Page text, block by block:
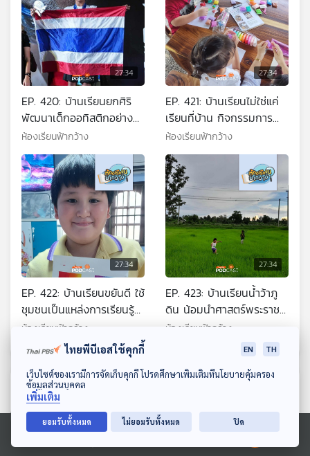
ดาวน์โหลด Thai PBS Podcast Application
Ⓒ 2020 องค์การกระจายเสียงและแพร่ภาพสาธารณะแห่งประเทศไทย
27:34
EP. 420: บ้านเรียนยกศิริ
พัฒนาเด็กออทิสติกอย่าง
เข้าใจก็เติบโตได้อย่างแข็ง
แรง
ห้องเรียนฟ้ากว้าง
27:34
EP. 421: บ้านเรียนไม่ใช่แค่
เรียนที่บ้าน กิจกรรมการ
เรียนรู้ที่หลากหลายของเด็ก
โฮมสคูล
ห้องเรียนฟ้ากว้าง
27:34
EP. 422: บ้านเรียนขยันดี ใช้
ชุมชนเป็นแหล่งการเรียนรู้
อย่างเหมาะสม
ห้องเรียนฟ้ากว้าง
27:34
EP. 423: บ้านเรียนน้ำว้าภู
ดิน น้อมนำศาสตร์พระราชา
สู่การเรียนรู้อย่างยั่งยืน
ห้องเรียนฟ้ากว้าง
ตอนที่เกี่ยวข้อง
ไทยพีบีเอสใช้คุกกี้ EN TH
เว็บไซต์ของเรามีการจัดเก็บคุกกี้ โปรดศึกษาเพิ่มเติมที่นโยบายคุ้มครอง
ข้อมูลส่วนบุคคล
เพิ่มเติม
ยอมรับทั้งหมด ไม่ยอมรับทั้งหมด ปิด